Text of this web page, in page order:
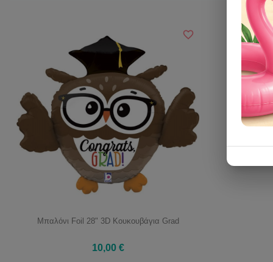
Μπαλόνι Foil 28" 3D Κουκουβάγια Grad
10,00 €